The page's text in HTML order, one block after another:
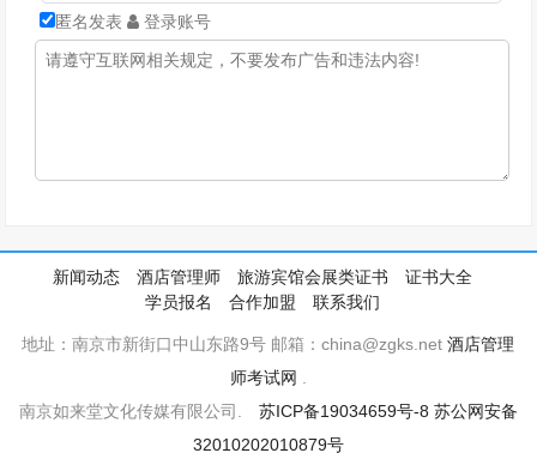
匿名发表 登录账号
新闻动态 酒店管理师 旅游宾馆会展类证书
证书大全
学员报名
合作加盟 联系我们
地址：南京市新街口中山东路9号 邮箱：china@zgks.net酒店管理
师考试网 .
南京如来堂文化传媒有限公司. 苏ICP备19034659号-8 苏公网安备
32010202010879号